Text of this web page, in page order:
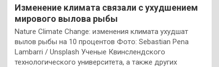
Изменение климата связали с ухудшением
мирового вылова рыбы
Nature Climate Change: изменения климата ухудшат
вылов рыбы на 10 процентов Фото: Sebastian Pena
Lambarri / Unsplash Ученые Квинслендского
технологического университета, а также других